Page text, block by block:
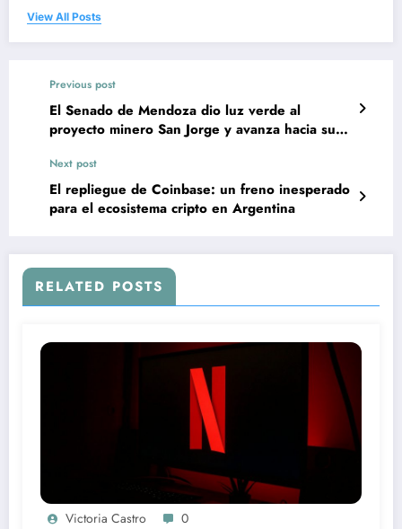
View All Posts
Previous post
El Senado de Mendoza dio luz verde al
proyecto minero San Jorge y avanza hacia su
Next post
El repliegue de Coinbase: un freno inesperado
para el ecosistema cripto en Argentina
RELATED POSTS
Victoria Castro 0